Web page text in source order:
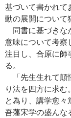
基づいて書かれて
動の展開について
同書に基づきな
意味について考察
注目し、合原に師
る。
「先生生れて顛
り法を四方に求
と為り、講学愈々
吾藩宋学の盛んな